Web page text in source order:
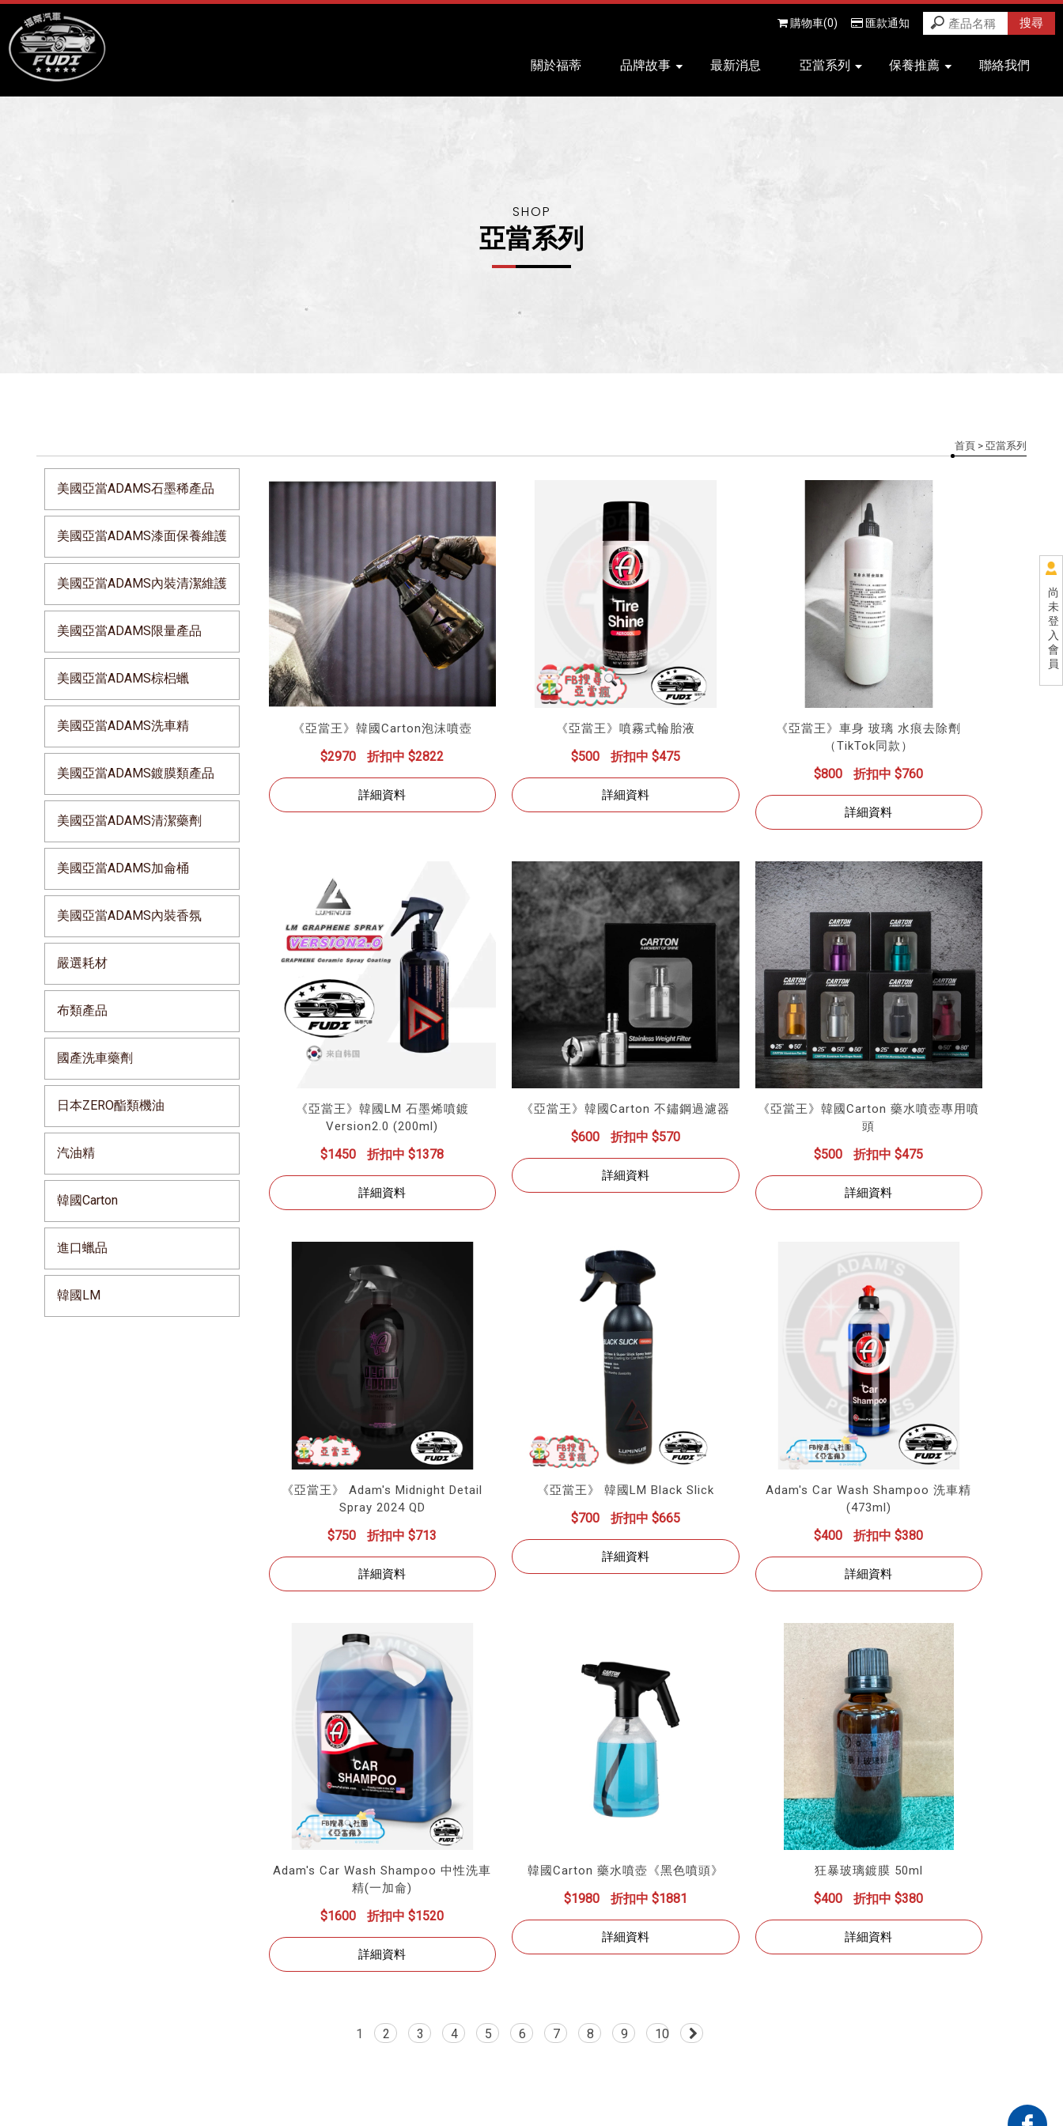
尚
未
登
入
會
員
關於福蒂 品牌故事 最新消息 亞當系列 保養推薦 聯絡我們
購物車(0) 匯款通知
亞當系列
首頁> 亞當系列
美國亞當ADAMS石墨稀產品
美國亞當ADAMS漆面保養維護
美國亞當ADAMS內裝清潔維護
美國亞當ADAMS限量產品
美國亞當ADAMS棕梠蠟
美國亞當ADAMS洗車精
美國亞當ADAMS鍍膜類產品
美國亞當ADAMS清潔藥劑
美國亞當ADAMS加侖桶
美國亞當ADAMS內裝香氛
嚴選耗材
布類產品
國產洗車藥劑
日本ZERO酯類機油
汽油精
韓國Carton
進口蠟品
韓國LM
《亞當王》韓國Carton泡沫噴壺
$2970 折扣中 $2822
詳細資料
《亞當王》噴霧式輪胎液
$500 折扣中 $475
詳細資料
《亞當王》車身 玻璃 水痕去除劑
（TikTok同款）
$800 折扣中 $760
詳細資料
《亞當王》韓國LM 石墨烯噴鍍
Version2.0 (200ml)
$1450 折扣中 $1378
詳細資料
《亞當王》韓國Carton 不鏽鋼過濾器
$600 折扣中 $570
詳細資料
《亞當王》韓國Carton 藥水噴壺專用噴
頭
$500 折扣中 $475
詳細資料
《亞當王》 Adam's Midnight Detail
Spray 2024 QD
$750 折扣中 $713
詳細資料
《亞當王》 韓國LM Black Slick
$700 折扣中 $665
詳細資料
Adam's Car Wash Shampoo 洗車精
(473ml)
$400 折扣中 $380
詳細資料
Adam's Car Wash Shampoo 中性洗車
精(一加侖)
$1600 折扣中 $1520
詳細資料
韓國Carton 藥水噴壺《黑色噴頭》
$1980 折扣中 $1881
詳細資料
狂暴玻璃鍍膜 50ml
$400 折扣中 $380
詳細資料
1 2 3 4 5 6 7 8 9 10